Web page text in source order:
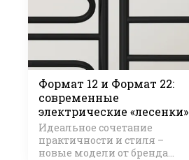
Формат 12 и Формат 22:
современные
электрические «лесенки»
Идеальное сочетание
практичности и стиля –
новые модели от бренда